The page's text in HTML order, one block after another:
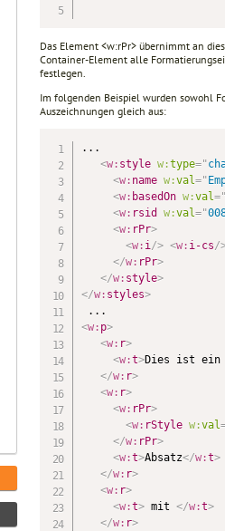
Das Element <w:rPr> übernimmt an
Container-Element alle
festlegen.
Im folgenden Beispiel wurden sowohl
Auszeichnungen gleich aus:
...
<w: style w:type="
<w: name w:val="
<w: basedOn w:val=
<w: rsid w:val="
<w: rPr>
<w: i/> <w: i-cs/
</w: rPr>
</w: style>
</w: styles>
<w: p>
<w: r>
<w:t>Dies ist
</w: r>
<w: r>
<w: rPr>
<w: rStyle w:val
</w: rPr>
<w:t>Absatz</w:t>
</w: r>
<w: r>
<w:t> mit </w:t>
</w: r>